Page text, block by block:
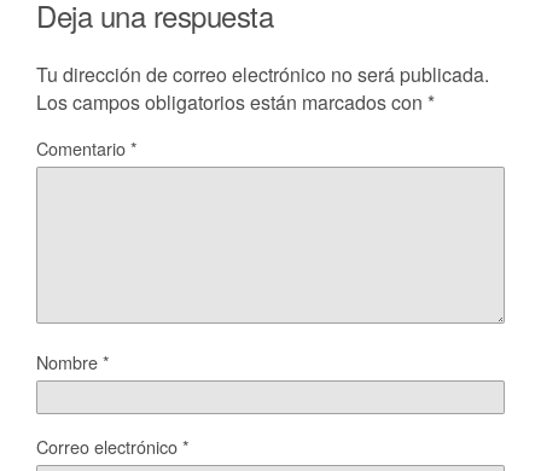
Deja una respuesta
Tu dirección de correo electrónico no será publicada.
Los campos obligatorios están marcados con *
Comentario*
Nombre*
Correo electrónico*